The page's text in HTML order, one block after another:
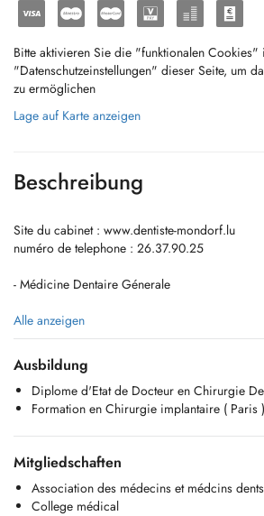
Bitte aktivieren Sie die "funktionalen Cookies"
"Datenschutzeinstellungen" dieser Seite, um
zu ermöglichen
Lage auf Karte anzeigen
Beschreibung
Site du cabinet : www.dentiste-mondorf.lu
numéro de telephone : 26.37.90.25
- Médicine Dentaire Génerale
- Prosthèse fixe et amovible
- Implantologie dentaire
-Parodontologie
- Blanchiment dentaire
- Dentisterie esthétique ( Facettes céramiques )
Alle anzeigen
Ausbildung
Diplome d'Etat de Docteur en Chirurgie
Formation en Chirurgie implantaire ( Paris )
Mitgliedschaften
Association des médecins et médcins
College médical